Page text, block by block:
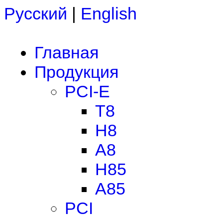
Русский | English
Главная
Продукция
PCI-E
T8
H8
A8
H85
A85
PCI